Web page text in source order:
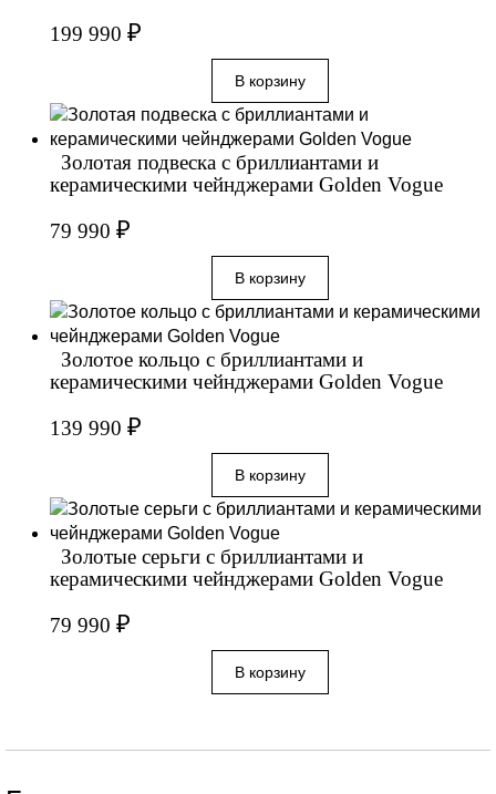
199 990 ₽
Золотая подвеска с бриллиантами и
керамическими чейнджерами Golden Vogue
79 990 ₽
Золотое кольцо с бриллиантами и
керамическими чейнджерами Golden Vogue
139 990 ₽
Золотые серьги с бриллиантами и
керамическими чейнджерами Golden Vogue
79 990 ₽